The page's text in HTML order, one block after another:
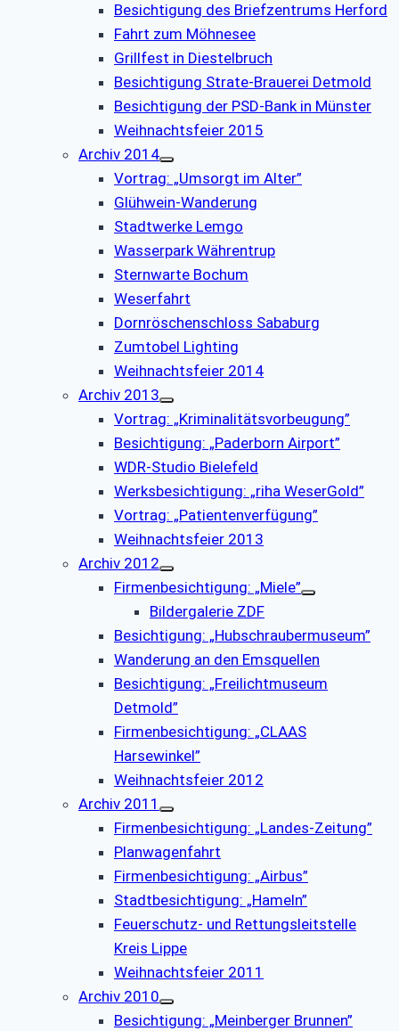
Besichtigung des Briefzentrums Herford
Fahrt zum Möhnesee
Grillfest in Diestelbruch
Besichtigung Strate-Brauerei Detmold
Besichtigung der PSD-Bank in Münster
Weihnachtsfeier 2015
Archiv 2014
Vortrag: „Umsorgt im Alter”
Glühwein-Wanderung
Stadtwerke Lemgo
Wasserpark Währentrup
Sternwarte Bochum
Weserfahrt
Dornröschenschloss Sababurg
Zumtobel Lighting
Weihnachtsfeier 2014
Archiv 2013
Vortrag: „Kriminalitätsvorbeugung”
Besichtigung: „Paderborn Airport”
WDR-Studio Bielefeld
Werksbesichtigung: „riha WeserGold”
Vortrag: „Patientenverfügung”
Weihnachtsfeier 2013
Archiv 2012
Firmenbesichtigung: „Miele”
Bildergalerie ZDF
Besichtigung: „Hubschraubermuseum”
Wanderung an den Emsquellen
Besichtigung: „Freilichtmuseum
Detmold”
Firmenbesichtigung: „CLAAS
Harsewinkel”
Weihnachtsfeier 2012
Archiv 2011
Firmenbesichtigung: „Landes-Zeitung”
Planwagenfahrt
Firmenbesichtigung: „Airbus”
Stadtbesichtigung: „Hameln”
Feuerschutz- und Rettungsleitstelle
Kreis Lippe
Weihnachtsfeier 2011
Archiv 2010
Besichtigung: „Meinberger Brunnen”